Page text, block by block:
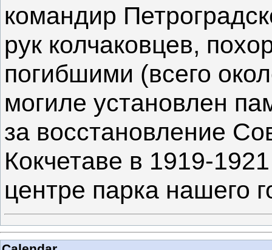
командир
рук колчаковцев,
погибшими (всего
могиле установлен
за восстановление
Кокчетаве в 1919-
центре парка нашего